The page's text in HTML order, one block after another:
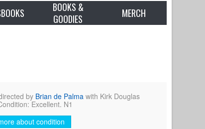
BOOKS &
GOODIES
MERCH
by Brian de Palma with Kirk Douglas
Excellent. N1
about condition